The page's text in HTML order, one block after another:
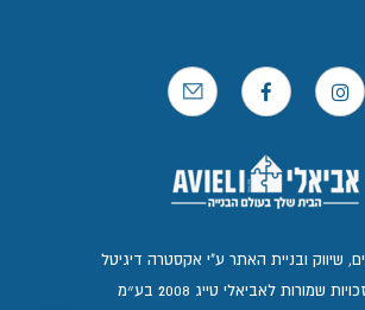
שמורות לאביאלי טייג 2008 בע״מ
שיווק ובניית האתר ע"י אקסטרה דיגיטל